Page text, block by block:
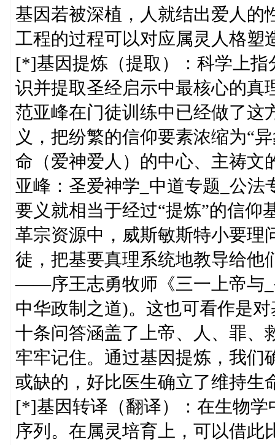
基因若被深植，人就结出爱人的
工程的过程可以对应属灵人格塑
[*]基因提炼（提取）：科学上
识并提取圣经启示中最核心的真
范亚峰在门徒训练中已经做了这
义，把纷繁的信仰要素浓缩为“
命（爱神爱人）的中心、主祷文
亚峰：圣爱神学_中道专题_公
要义就相当于经过“提炼”的信仰
革宗资源中，威斯敏斯特小要理
徒，把基要真理系统地教导给他
——序王志勇牧师《三一上帝与_
中华政制之道)。这也可看作是
十条问答涵盖了上帝、人、罪、
牢牢记住。通过基因提炼，我们
或缺的，好比医生确立了维持生
[*]基因转译（翻译）：在生物
序列。在属灵培育上，可以借此